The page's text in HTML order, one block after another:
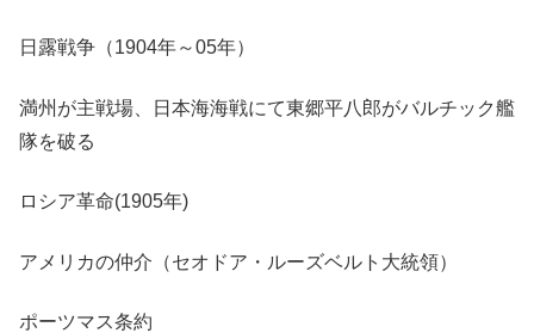
日露戦争（1904年～05年）
満州が主戦場、日本海海戦にて東郷平八郎がバルチック艦
隊を破る
ロシア革命(1905年)
アメリカの仲介（セオドア・ルーズベルト大統領）
ポーツマス条約